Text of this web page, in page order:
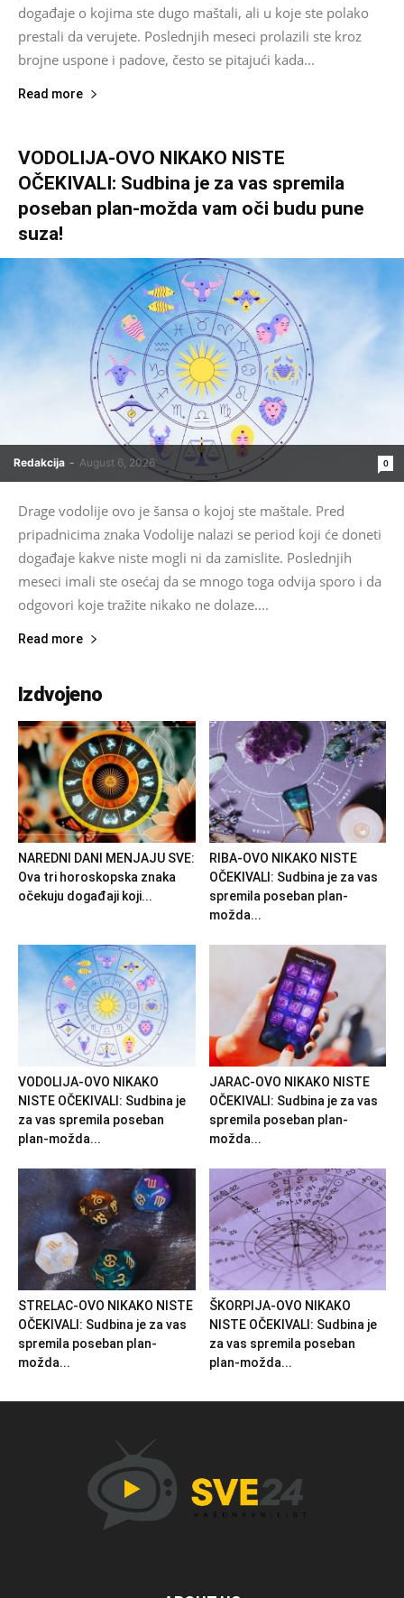
događaje o kojima ste dugo maštali, ali u koje ste polako
prestali da verujete. Poslednjih meseci prolazili ste kroz
brojne uspone i padove, često se pitajući kada...
Read more
VODOLIJA-OVO NIKAKO NISTE
OČEKIVALI: Sudbina je za vas spremila
poseban plan-možda vam oči budu pune
suza!
Redakcija - August 6, 2026 0
Drage vodolije ovo je šansa o kojoj ste maštale. Pred
pripadnicima znaka Vodolije nalazi se period koji će doneti
događaje kakve niste mogli ni da zamislite. Poslednjih
meseci imali ste osećaj da se mnogo toga odvija sporo i da
odgovori koje tražite nikako ne dolaze....
Read more
Izdvojeno
NAREDNI DANI MENJAJU SVE:
Ova tri horoskopska znaka
očekuju događaji koji...
RIBA-OVO NIKAKO NISTE
OČEKIVALI: Sudbina je za vas
spremila poseban plan-
možda...
VODOLIJA-OVO NIKAKO
NISTE OČEKIVALI: Sudbina je
za vas spremila poseban
plan-možda...
JARAC-OVO NIKAKO NISTE
OČEKIVALI: Sudbina je za vas
spremila poseban plan-
možda...
STRELAC-OVO NIKAKO NISTE
OČEKIVALI: Sudbina je za vas
spremila poseban plan-
možda...
ŠKORPIJA-OVO NIKAKO
NISTE OČEKIVALI: Sudbina je
za vas spremila poseban
plan-možda...